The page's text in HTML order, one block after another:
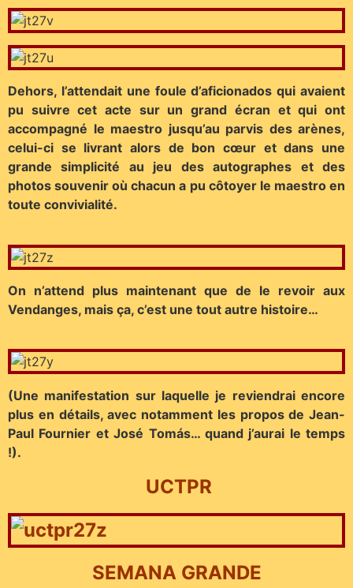
Dehors, l’attendait une foule d’aficionados qui avaient
pu suivre cet acte sur un grand écran et qui ont
accompagné le maestro jusqu’au parvis des arènes,
celui-ci se livrant alors de bon cœur et dans une
grande simplicité au jeu des autographes et des
photos souvenir où chacun a pu côtoyer le maestro en
toute convivialité.
On n’attend plus maintenant que de le revoir aux
Vendanges, mais ça, c’est une tout autre histoire…
(Une manifestation sur laquelle je reviendrai encore
plus en détails, avec notamment les propos de Jean-
Paul Fournier et José Tomás… quand j’aurai le temps
!).
UCTPR
SEMANA GRANDE